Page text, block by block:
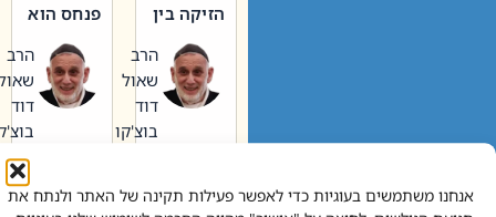
אנחנו משתמשים בעוגיות כדי לאפשר פעילות תקינה של האתר ולנתח את
הזיקה בין
הגדול לעם הרב
שאול
דוד
בוצ'קו
לשמוע קול תורה – מדרש
פנחס הוא
אליהו: בין
קנאות
הורסת
לקנאות
בונה
הרב
שאול
דוד
בוצ'קו
לשמוע קול